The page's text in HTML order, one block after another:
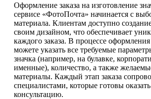
Оформление заказа на изготовление
сервисе «ФотоПочта» начинается с
материала. Клиентам доступно
своим дизайном, что обеспечивает
каждого заказа. В процессе оформления
можете указать все требуемые
значка (например, на булавке,
именные), количество, а также
материалы. Каждый этап заказа
специалистами, которые готовы
консультацию.